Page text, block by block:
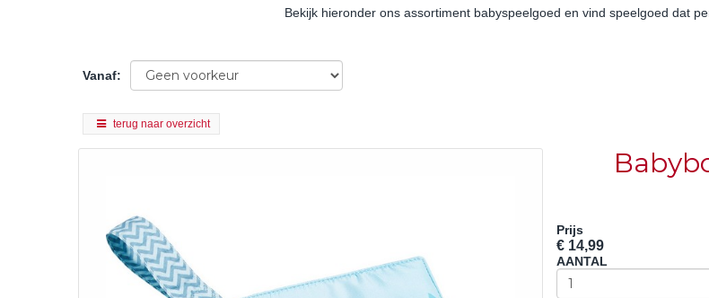
Bekijk hieronder ons assortiment babyspeelgoed en vind speelgoed dat
Vanaf:
terug naar overzicht
Prijs
€ 14,99
AANTAL